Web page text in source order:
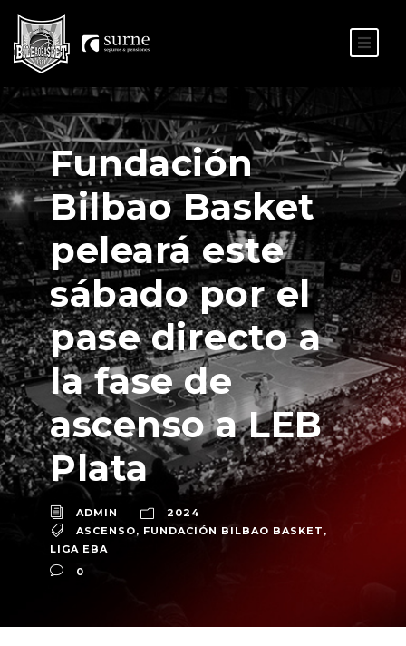
Fundación
Bilbao Basket
peleará este
sábado por el
pase directo a
la fase de
ascenso a LEB
Plata
ADMIN
2024
ASCENSO, FUNDACIÓN BILBAO BASKET ,
LIGA EBA
0